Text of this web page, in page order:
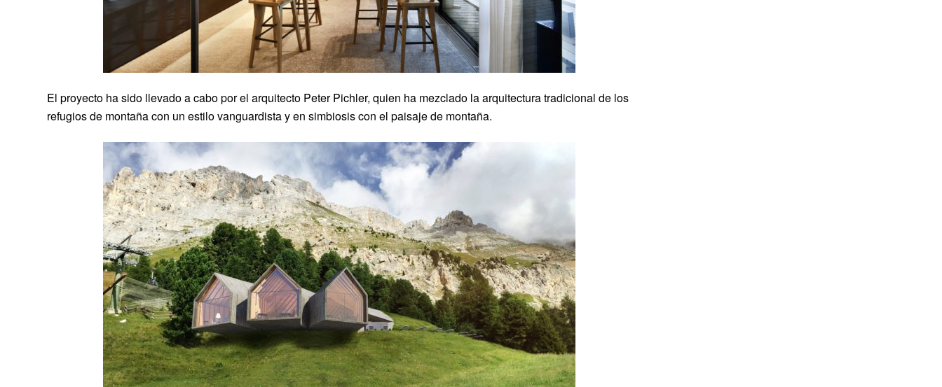
El proyecto ha sido llevado a cabo por el arquitecto Peter Pichler, quien ha mezclado la arquitectura tradicional de los
refugios de montaña con un estilo vanguardista y en simbiosis con el paisaje de montaña.